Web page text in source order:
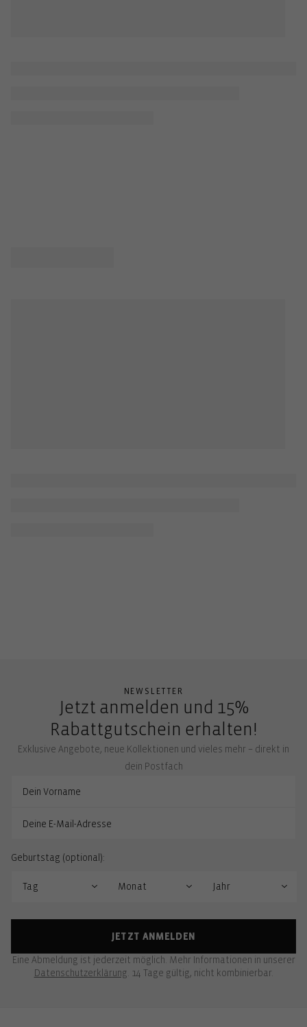
NEWSLETTER
Jetzt anmelden und 15%
Rabattgutschein erhalten!
Exklusive Angebote, neue Kollektionen und vieles mehr – direkt in
dein Postfach
Geburtstag (optional):
JETZT ANMELDEN
Eine Abmeldung ist jederzeit möglich. Mehr Informationen in unserer
Datenschutzerklärung. 14 Tage gültig, nicht kombinierbar.